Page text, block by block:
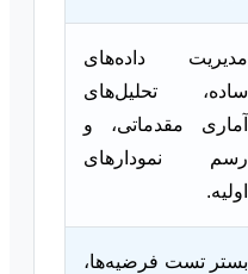
مدیریت داده‌های
ساده، تحلیل‌های
آماری مقدماتی، و
رسم نمودارهای
اولیه.
بستر تست فرضیه‌ها،